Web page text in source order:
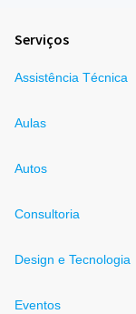
Serviços
Assistência Técnica
Aulas
Autos
Consultoria
Design e Tecnologia
Eventos